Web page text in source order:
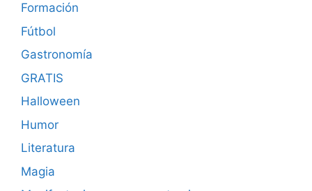
Formación
Fútbol
Gastronomía
GRATIS
Halloween
Humor
Literatura
Magia